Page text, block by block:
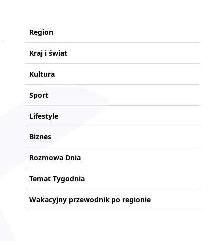
Region
Kraj i świat
Kultura
Sport
Lifestyle
Biznes
Rozmowa Dnia
Temat Tygodnia
Wakacyjny przewodnik po regionie